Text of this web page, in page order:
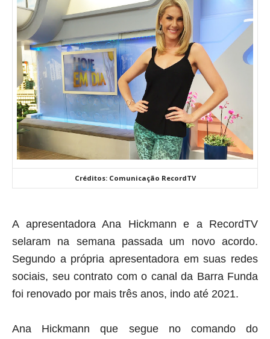
Créditos: Comunicação RecordTV
A apresentadora Ana Hickmann e a RecordTV
selaram na semana passada um novo acordo.
Segundo a própria apresentadora em suas redes
sociais, seu contrato com o canal da Barra Funda
foi renovado por mais três anos, indo até 2021.
Ana Hickmann que segue no comando do